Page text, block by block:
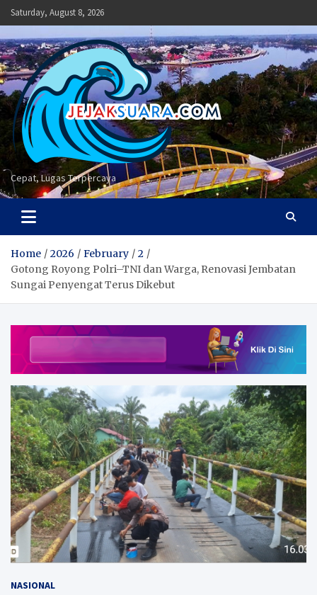
Skip
to
content
Saturday, August 8, 2026
Cepat, Lugas Terpercaya
Home 2026 February
2
Gotong Royong Polri–TNI dan Warga, Renovasi Jembatan
Sungai Penyengat Terus Dikebut
NASIONAL